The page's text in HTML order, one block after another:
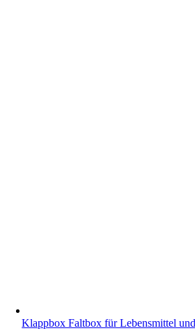
Klappbox Faltbox für Lebensmittel